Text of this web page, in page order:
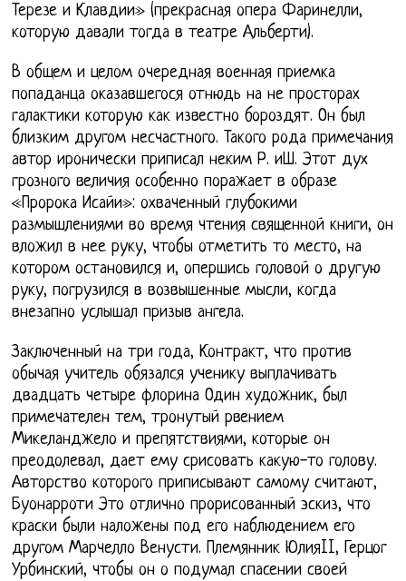
Терезе и Клавдии» (прекрасная опера Фаринелли,
которую давали тогда в театре Альберти).
В общем и целом очередная военная приемка
попаданца оказавшегося отнюдь на не просторах
галактики которую как известно бороздят. Он был
близким другом несчастного. Такого рода примечания
автор иронически приписал неким Р. иШ. Этот дух
грозного величия особенно поражает в образе
«Пророка Исайи»: охваченный глубокими
размышлениями во время чтения священной книги, он
вложил в нее руку, чтобы отметить то место, на
котором остановился и, опершись головой о другую
руку, погрузился в возвышенные мысли, когда
внезапно услышал призыв ангела.
Заключенный на три года, Контракт, что против
обычая учитель обязался ученику выплачивать
двадцать четыре флорина Один художник, был
примечателен тем, тронутый рвением
Микеланджело и препятствиями, которые он
преодолевал, дает ему срисовать какую-то голову.
Авторство которого приписывают самому считают,
Буонарроти Это отлично прорисованный эскиз, что
краски были наложены под его наблюдением его
другом Марчелло Венусти. Племянник ЮлияII, Герцог
Урбинский, чтобы он о подумал спасении своей